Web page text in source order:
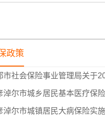
政策
市社会保险事业管理局关于
淖尔市城乡居民基本医疗保险
淖尔市城镇居民大病保险实